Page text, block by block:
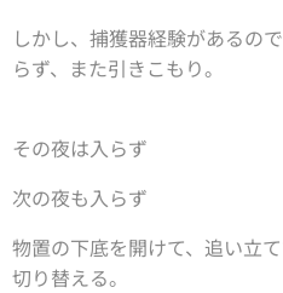
しかし、捕獲器経験があるの
らず、また引きこもり。
その夜は入らず
次の夜も入らず
物置の下底を開けて、追い立
切り替える。